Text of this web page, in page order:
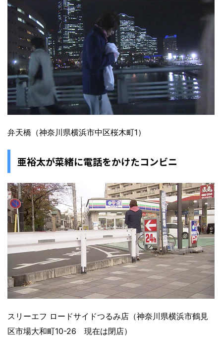
弁天橋（神奈川県横浜市中区桜木町1）
亜裕太が菜緒に電話をかけたコンビニ
スリーエフ ロードサイドつるみ店（神奈川県横浜市鶴見
区市場大和町10-26 現在は閉店）